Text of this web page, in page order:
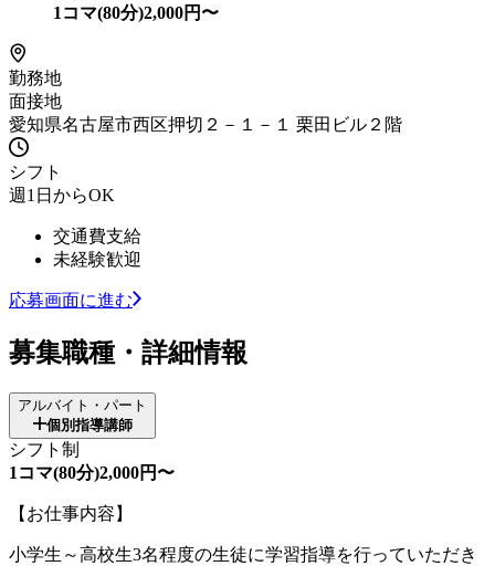
1コマ(80分)2,000円〜
勤務地
面接地
愛知県名古屋市西区押切２－１－１ 栗田ビル２階
シフト
週1日からOK
交通費支給
未経験歓迎
応募画面に進む
募集職種・詳細情報
アルバイト・パート
個別指導講師
シフト制
1コマ(80分)2,000円〜
【お仕事内容】
小学生～高校生3名程度の生徒に学習指導を行っていただき